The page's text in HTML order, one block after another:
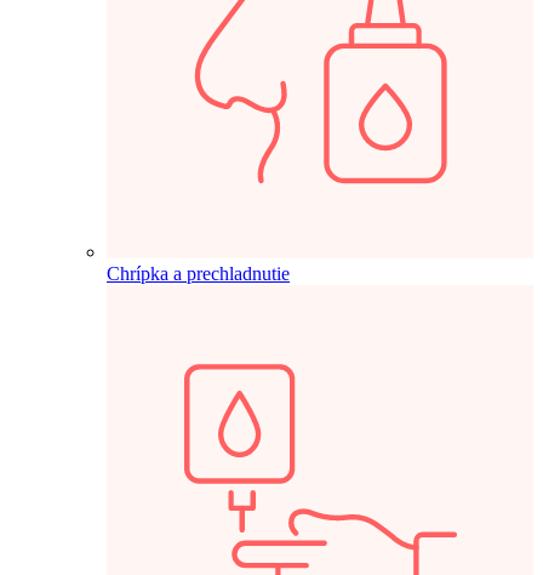
Chrípka a prechladnutie